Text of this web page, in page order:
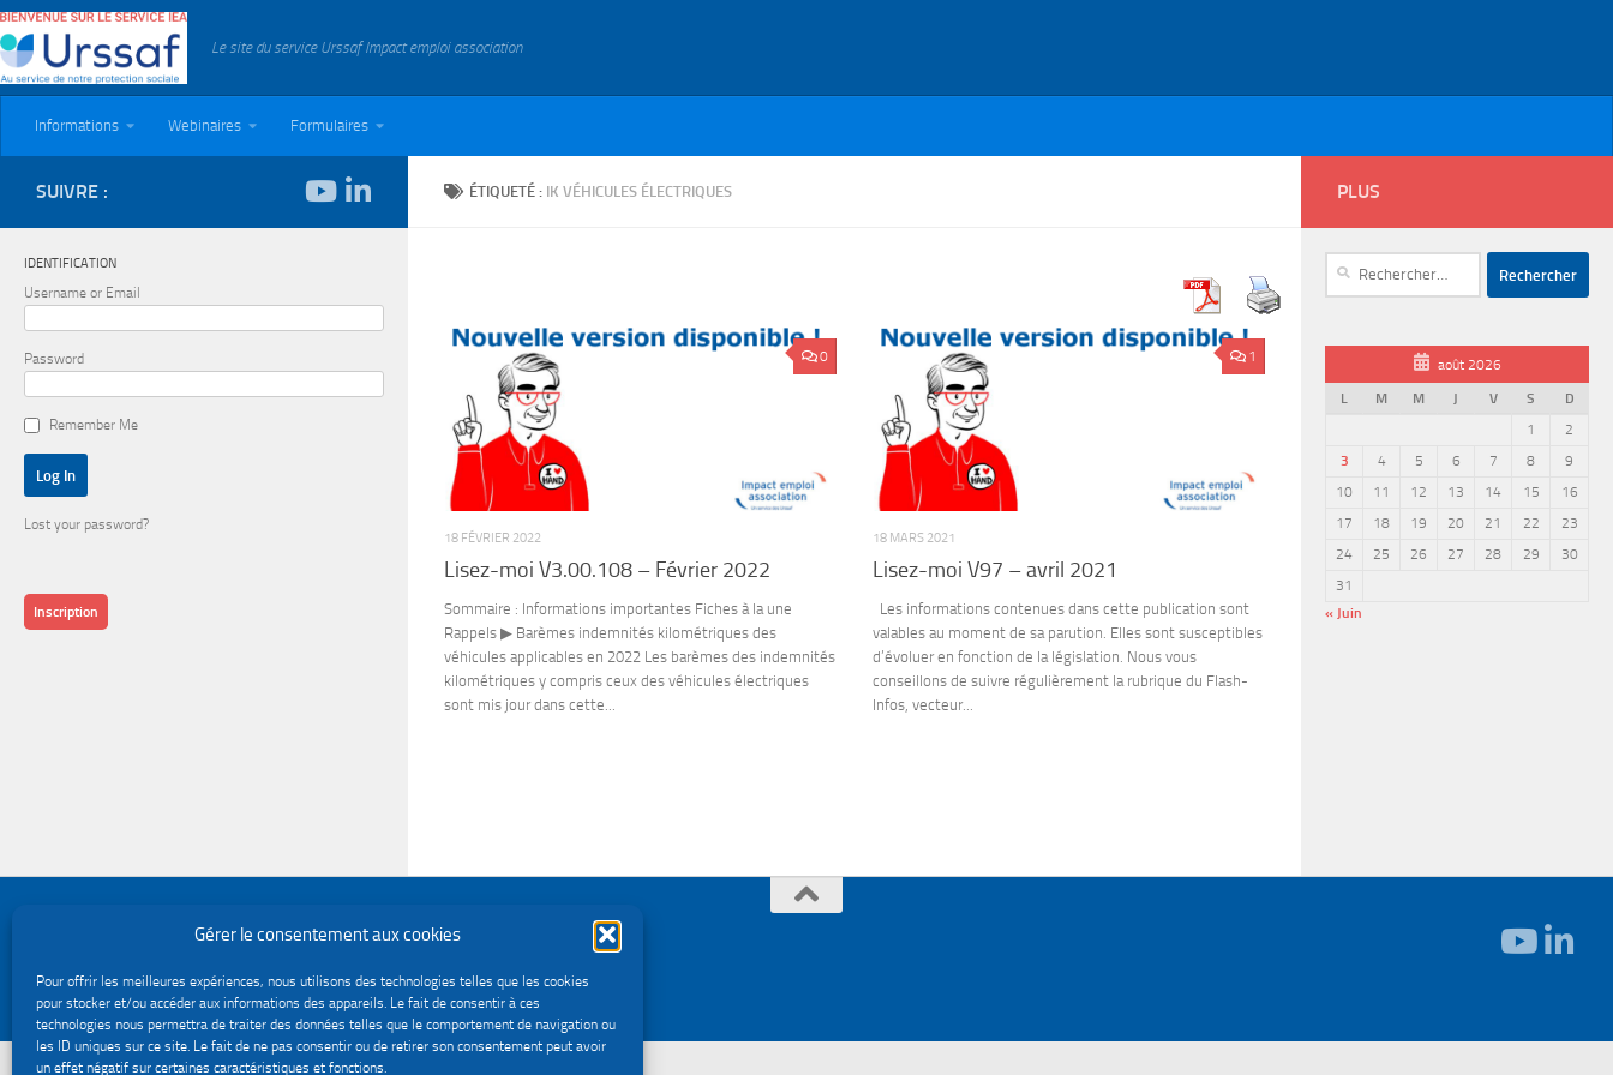
Gérer le consentement aux cookies
Pour offrir les meilleures expériences, nous utilisons des technologies telles que les cookies
pour stocker et/ou accéder aux informations des appareils. Le fait de consentir à ces
technologies nous permettra de traiter des données telles que le comportement de navigation ou
les ID uniques sur ce site. Le fait de ne pas consentir ou de retirer son consentement peut avoir
un effet négatif sur certaines caractéristiques et fonctions.
Skip to content
Le site du service Urssaf Impact emploi association
Informations Webinaires Formulaires
ÉTIQUETÉ : IK VÉHICULES ÉLECTRIQUES
0
18 FÉVRIER 2022
Lisez-moi V3.00.108 – Février 2022
Sommaire : Informations importantes Fiches à la une
Rappels ▶ Barèmes indemnités kilométriques des
véhicules applicables en 2022 Les barèmes des indemnités
kilométriques y compris ceux des véhicules électriques
sont mis jour dans cette...
1
18 MARS 2021
Lisez-moi V97 – avril 2021
Les informations contenues dans cette publication sont
valables au moment de sa parution. Elles sont susceptibles
d’évoluer en fonction de la législation. Nous vous
conseillons de suivre régulièrement la rubrique du Flash-
Infos, vecteur...
SUIVRE :
IDENTIFICATION
Username or Email
Password
Remember Me
Lost your password?
Inscription
PLUS
août 2026
L
M M J V S
D
1
2
3
4 5 6 7 8
9
10
11 12 13 14 15
16
17
18 19 20 21 22
23
24
25 26 27 28 29
30
31
« Juin
Fièrement propulsé par - Conçu par Thème Hueman